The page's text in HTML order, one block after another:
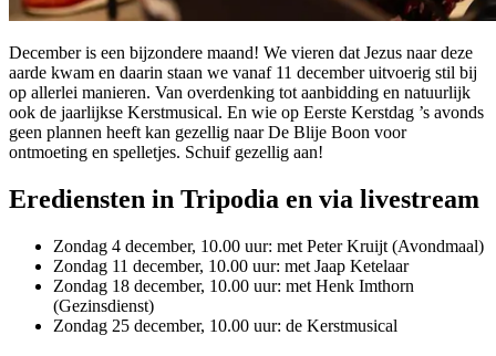
December is een bijzondere maand! We vieren dat Jezus naar deze
aarde kwam en daarin staan we vanaf 11 december uitvoerig stil bij
op allerlei manieren. Van overdenking tot aanbidding en natuurlijk
ook de jaarlijkse Kerstmusical. En wie op Eerste Kerstdag ’s avonds
geen plannen heeft kan gezellig naar De Blije Boon voor
ontmoeting en spelletjes. Schuif gezellig aan!
Erediensten in Tripodia en via livestream
Zondag 4 december, 10.00 uur: met Peter Kruijt (Avondmaal)
Zondag 11 december, 10.00 uur: met Jaap Ketelaar
Zondag 18 december, 10.00 uur: met Henk Imthorn
(Gezinsdienst)
Zondag 25 december, 10.00 uur: de Kerstmusical